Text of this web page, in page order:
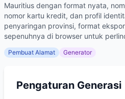
Mauritius dengan format nyata,
nomor kartu kredit, dan profil
penyaringan provinsi, format
sepenuhnya di browser untuk
Pembuat Alamat Generator
Pengaturan Generasi